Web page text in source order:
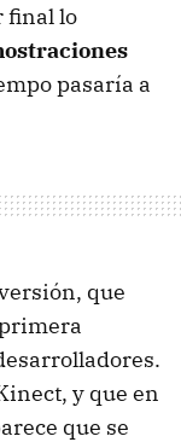
final lo
pasaría a
que
y que en
que se